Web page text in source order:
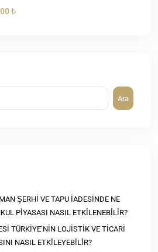
₺
Ara
ŞERHİ VE TAPU İADESİNDE NE
PİYASASI NASIL ETKİLENEBİLİR?
TÜRKİYE’NİN LOJİSTİK VE TİCARİ
NASIL ETKİLEYEBİLİR?